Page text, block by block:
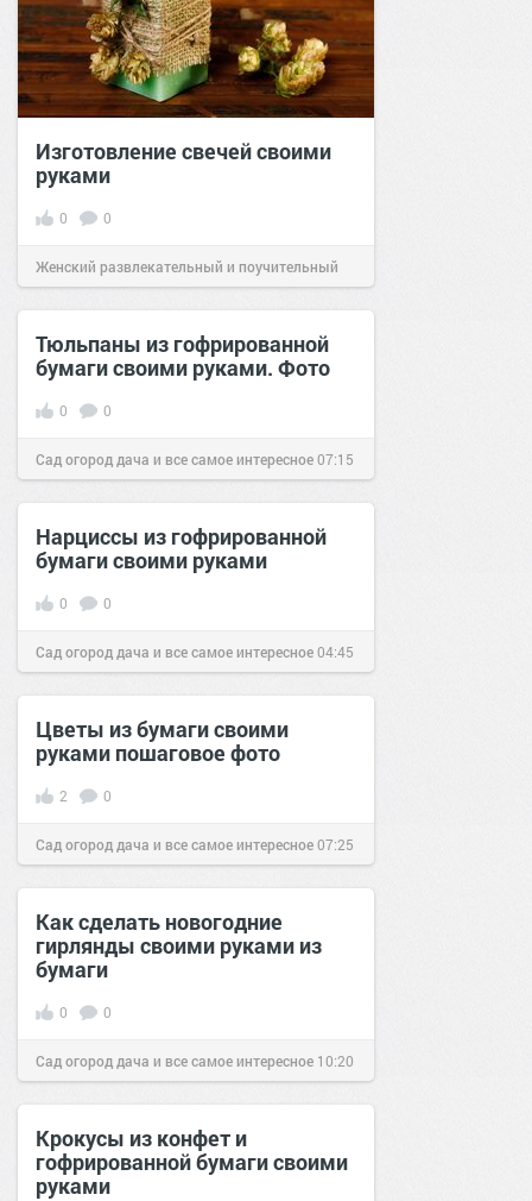
Изготовление свечей своими
руками
0 0
Женский развлекательный и поучительный
сайт.10:28 08 июл 2023
Тюльпаны из гофрированной
бумаги своими руками. Фото
0 0
Сад огород дача и все самое интересное07:15
14 авг 2016
Нарциссы из гофрированной
бумаги своими руками
0 0
Сад огород дача и все самое интересное04:45
16 авг 2016
Цветы из бумаги своими
руками пошаговое фото
2 0
Сад огород дача и все самое интересное07:25
05 фев 2017
Как сделать новогодние
гирлянды своими руками из
бумаги
0 0
Сад огород дача и все самое интересное 10:20
07 дек 2016
Крокусы из конфет и
гофрированной бумаги своими
руками